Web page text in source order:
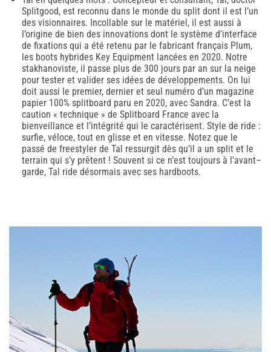
Splitgood, est reconnu dans le monde du split dont il est l’un
des visionnaires. Incollable sur le matériel, il est aussi à
l’origine de bien des innovations dont le système d’interface
de fixations qui a été retenu par le fabricant français Plum,
les boots hybrides Key Equipment lancées en 2020. Notre
stakhanoviste, il passe plus de 300 jours par an sur la neige
pour tester et valider ses idées de développements. On lui
doit aussi le premier, dernier et seul numéro d’un magazine
papier 100% splitboard paru en 2020, avec Sandra. C’est la
caution « technique » de Splitboard France avec la
bienveillance et l’intégrité qui le caractérisent. Style de ride :
surfie, véloce, tout en glisse et en vitesse. Notez que le
passé de freestyler de Tal ressurgit dès qu’il a un split et le
terrain qui s’y prêtent ! Souvent si ce n’est toujours à l’avant–
garde, Tal ride désormais avec ses hardboots.